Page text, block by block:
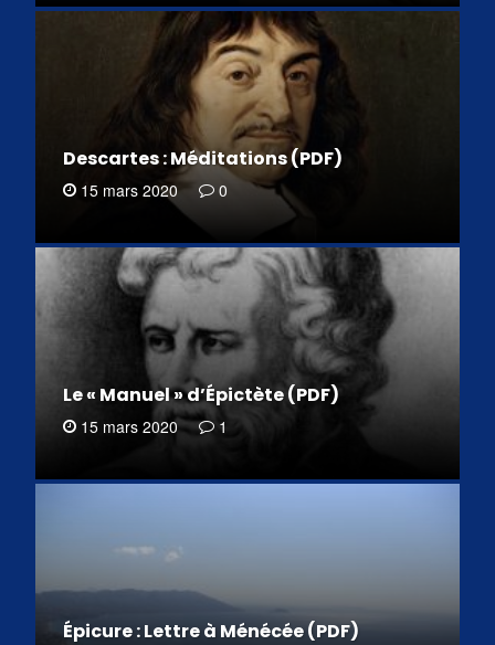
Descartes : Méditations (PDF)
15 mars 2020 0
Le « Manuel » d’Épictète (PDF)
15 mars 2020 1
Épicure : Lettre à Ménécée (PDF)